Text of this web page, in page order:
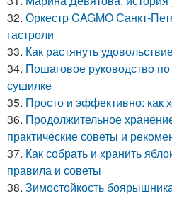
32. Оркестр CAGMO Санкт-
гастроли
33. Как растянуть
34. Пошаговое руководство
сушилке
35. Просто и эффективно: как
36. Продолжительное
практические советы и
37. Как собрать и хранить
правила и советы
38. Зимостойкость